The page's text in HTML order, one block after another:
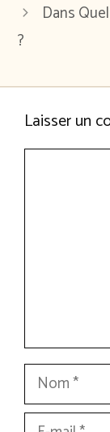
Dans
?
Laisser un
Nom